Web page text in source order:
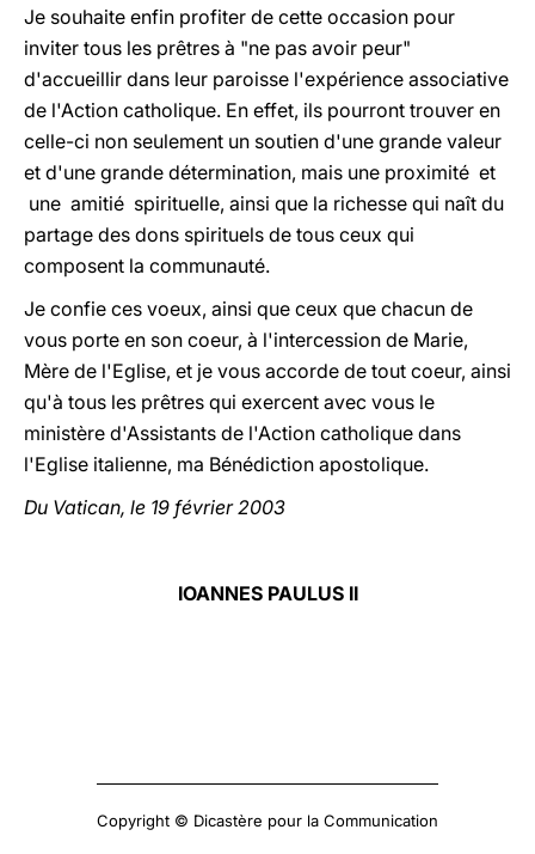
Je souhaite enfin profiter de cette occasion pour
inviter tous les prêtres à "ne pas avoir peur"
d'accueillir dans leur paroisse l'expérience associative
de l'Action catholique. En effet, ils pourront trouver en
celle-ci non seulement un soutien d'une grande valeur
et d'une grande détermination, mais une proximité et
une amitié spirituelle, ainsi que la richesse qui naît du
partage des dons spirituels de tous ceux qui
composent la communauté.
Je confie ces voeux, ainsi que ceux que chacun de
vous porte en son coeur, à l'intercession de Marie,
Mère de l'Eglise, et je vous accorde de tout coeur, ainsi
qu'à tous les prêtres qui exercent avec vous le
ministère d'Assistants de l'Action catholique dans
l'Eglise italienne, ma Bénédiction apostolique.
Du Vatican, le 19 février 2003
IOANNES PAULUS II
Copyright © Dicastère pour la Communication